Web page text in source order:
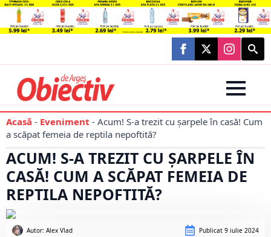
Search
for:
Acasă - Eveniment - Acum! S-a trezit cu șarpele în casă! Cum
a scăpat femeia de reptila nepoftită?
ACUM! S-A TREZIT CU ȘARPELE ÎN
CASĂ! CUM A SCĂPAT FEMEIA DE
REPTILA NEPOFTITĂ?
Autor: Alex Vlad Publicat 9 iulie 2024